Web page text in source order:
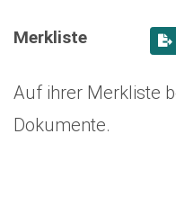
Merkliste
Auf ihrer Merkliste
Dokumente.